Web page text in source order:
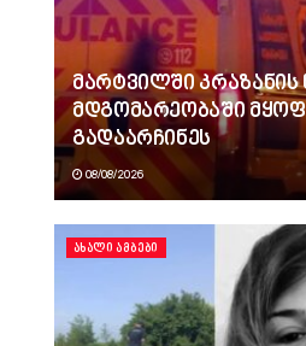
მარტვილში კრაზანის
მდგომარეობაში
გადაარჩინეს
08/08/2026
ᲐᲮᲐᲚᲘ ᲐᲛᲑᲔᲑᲘ